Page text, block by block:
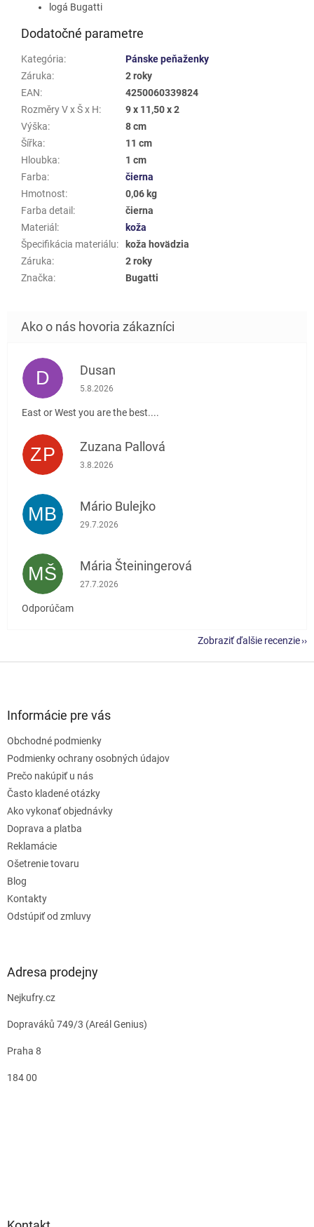
logá Bugatti
Dodatočné parametre
Kategória:
Pánske peňaženky
Záruka:
2 roky
EAN:
4250060339824
Rozměry V x Š x H:
9 x 11,50 x 2
Výška:
8 cm
Šířka:
11 cm
Hloubka:
1 cm
Farba:
čierna
Hmotnost:
0,06 kg
Farba detail :
čierna
Materiál :
koža
Špecifikácia materiálu:
koža hovädzia
Záruka:
2 roky
Značka: Bugatti
D Dusan
Hodnotenie obchodu je 5 z 5 hviezdičiek.
5.8.2026
East or West you are the best....
ZP Zuzana Pallová
Hodnotenie obchodu je 5 z 5 hviezdičiek.
3.8.2026
MB Mário Bulejko
Hodnotenie obchodu je 5 z 5 hviezdičiek.
29.7.2026
MŠ Mária Šteiningerová
Hodnotenie obchodu je 5 z 5 hviezdičiek.
27.7.2026
Odporúčam
Zobraziť ďalšie recenzie
Informácie pre vás
Obchodné podmienky
Podmienky ochrany osobných údajov
Prečo nakúpiť u nás
Často kladené otázky
Ako vykonať objednávky
Doprava a platba
Reklamácie
Ošetrenie tovaru
Blog
Kontakty
Odstúpiť od zmluvy
Adresa prodejny
Nejkufry.cz
Dopraváků 749/3 (Areál Genius)
Praha 8
184 00